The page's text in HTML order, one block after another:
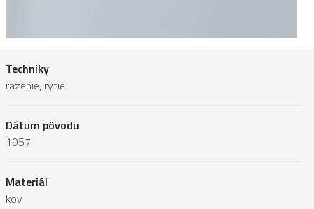
Techniky
razenie, rytie
Dátum pôvodu
1957
Materiál
kov